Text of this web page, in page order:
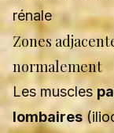
rénale
Zones
normalement
Les muscles
lombaires